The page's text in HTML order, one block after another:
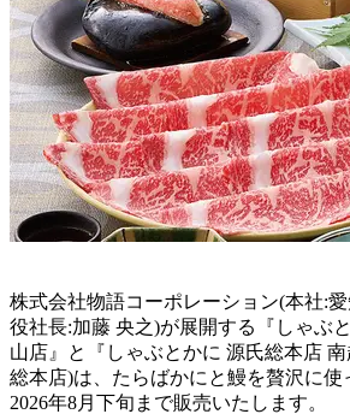
株式会社物語コーポレーション(本社:
役社長:加藤 央之)が展開する『しゃぶ
山店』と『しゃぶとかに 源氏総本店
総本店)は、たらばかにと鰻を贅沢に使
2026年8月下旬まで販売いたします。